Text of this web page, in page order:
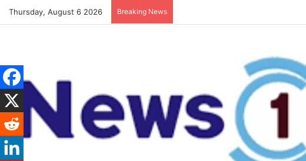
Thursday, August 6 2026 Breaking News